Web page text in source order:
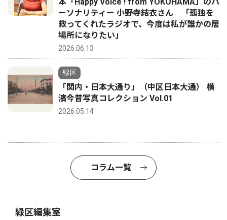
ーソナリティー 小野寺結衣さん 「孤独を
救ってくれたラジオで、今度は私が誰かの居
場所になりたい」
2026.06.13
緑区
「関内・日本大通り」（中区日本大通） 横
濱今昔写真コレクション Vol.01
2026.05.14
コラム一覧
緑区編集室